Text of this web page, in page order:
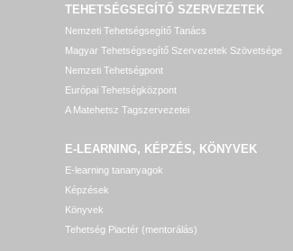
TEHETSÉGSEGÍTŐ SZERVEZETEK
Nemzeti Tehetségsegítő Tanács
Magyar Tehetségsegítő Szervezetek Szövetsége
Nemzeti Tehetségpont
Európai Tehetségközpont
A Matehetsz Tagszervezetei
E-LEARNING, KÉPZÉS, KÖNYVEK
E-learning tananyagok
Képzések
Könyvek
Tehetség Piactér (mentorálás)